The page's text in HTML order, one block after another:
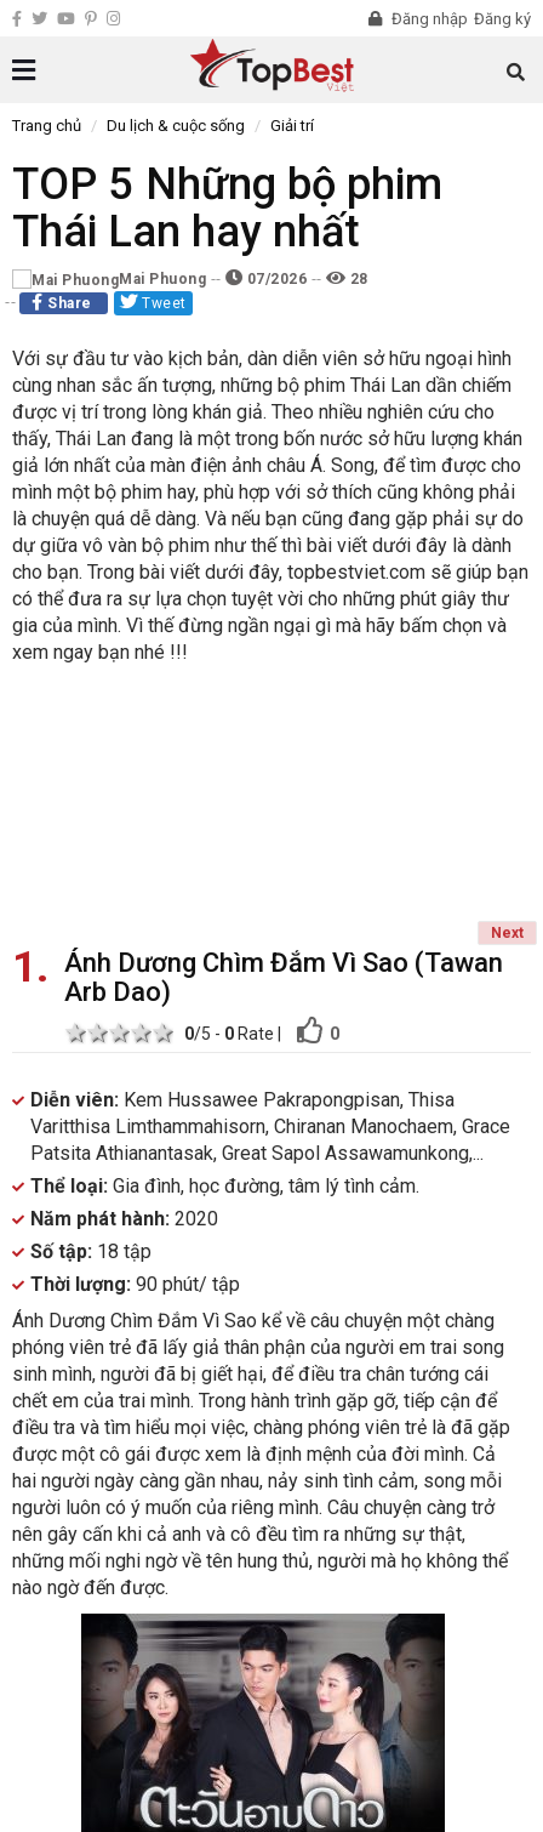
Đăng nhập Đăng ký
Trang chủ Du lịch & cuộc sống Giải trí
TOP 5 Những bộ phim
Thái Lan hay nhất
Mai Phuong 07/2026
28
Share
Tweet
Với sự đầu tư vào kịch bản, dàn diễn viên sở hữu ngoại hình
cùng nhan sắc ấn tượng, những bộ phim Thái Lan dần chiếm
được vị trí trong lòng khán giả. Theo nhiều nghiên cứu cho
thấy, Thái Lan đang là một trong bốn nước sở hữu lượng khán
giả lớn nhất của màn điện ảnh châu Á. Song, để tìm được cho
mình một bộ phim hay, phù hợp với sở thích cũng không phải
là chuyện quá dễ dàng. Và nếu bạn cũng đang gặp phải sự do
dự giữa vô vàn bộ phim như thế thì bài viết dưới đây là dành
cho bạn. Trong bài viết dưới đây, topbestviet.com sẽ giúp bạn
có thể đưa ra sự lựa chọn tuyệt vời cho những phút giây thư
gia của mình. Vì thế đừng ngần ngại gì mà hãy bấm chọn và
xem ngay bạn nhé !!!
Next
1
Ánh Dương Chìm Đắm Vì Sao (Tawan
Arb Dao)
5 stars
4 stars
3 stars
2 stars
1 star 0/5 - 0Rate 0
Diễn viên: Kem Hussawee Pakrapongpisan, Thisa
Varitthisa Limthammahisorn, Chiranan Manochaem, Grace
Patsita Athianantasak, Great Sapol Assawamunkong,...
Thể loại: Gia đình, học đường, tâm lý tình cảm.
Năm phát hành: 2020
Số tập: 18 tập
Thời lượng: 90 phút/ tập
Ánh Dương Chìm Đắm Vì Sao kể về câu chuyện một chàng
phóng viên trẻ đã lấy giả thân phận của người em trai song
sinh mình, người đã bị giết hại, để điều tra chân tướng cái
chết em của trai mình. Trong hành trình gặp gỡ, tiếp cận để
điều tra và tìm hiểu mọi việc, chàng phóng viên trẻ là đã gặp
được một cô gái được xem là định mệnh của đời mình. Cả
hai người ngày càng gần nhau, nảy sinh tình cảm, song mỗi
người luôn có ý muốn của riêng mình. Câu chuyện càng trở
nên gây cấn khi cả anh và cô đều tìm ra những sự thật,
những mối nghi ngờ về tên hung thủ, người mà họ không thể
nào ngờ đến được.